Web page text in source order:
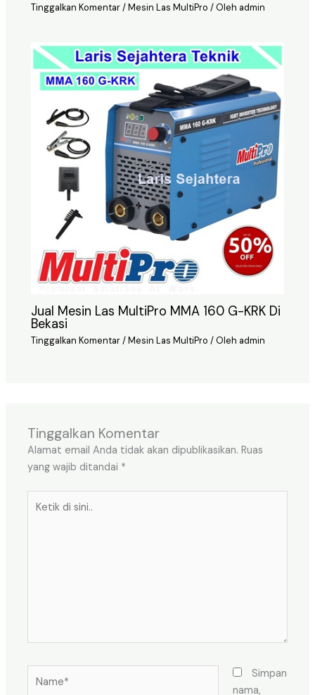
Tinggalkan Komentar/Mesin Las MultiPro / Oleh admin
Jual Mesin Las MultiPro MMA 160 G-KRK Di
Bekasi
Tinggalkan Komentar/Mesin Las MultiPro / Oleh admin
Tinggalkan Komentar
Alamat email Anda tidak akan dipublikasikan. Ruas
yang wajib ditandai *
Simpan
nama,